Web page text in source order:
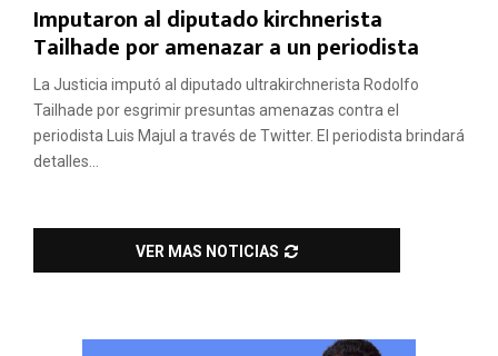
Imputaron al diputado kirchnerista
Tailhade por amenazar a un periodista
La Justicia imputó al diputado ultrakirchnerista Rodolfo
Tailhade por esgrimir presuntas amenazas contra el
periodista Luis Majul a través de Twitter. El periodista brindará
detalles...
VER MAS NOTICIAS